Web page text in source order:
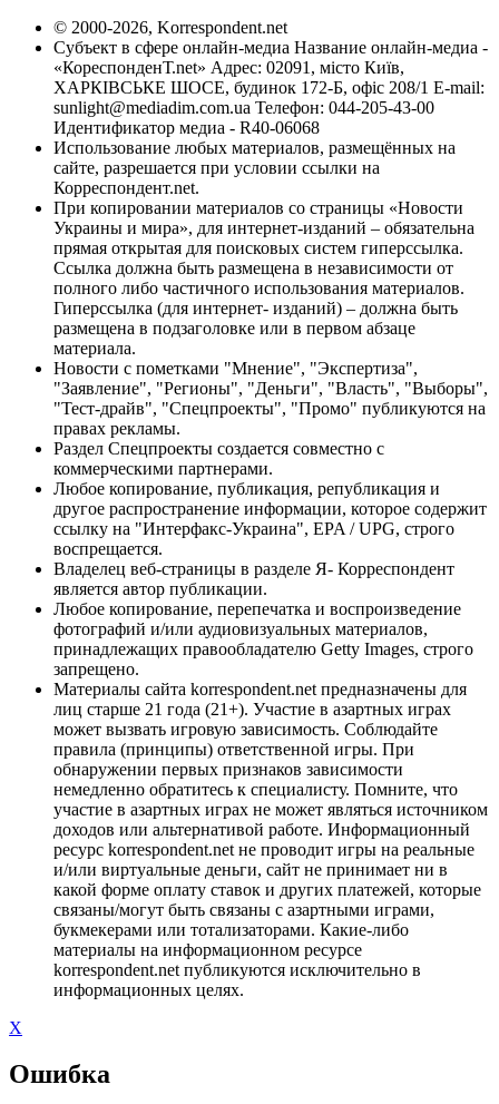
© 2000-2026, Korrespondent.net
Субъект в сфере онлайн-медиа Название онлайн-медиа -
«КореспонденТ.net» Адрес: 02091, місто Київ,
ХАРКІВСЬКЕ ШОСЕ, будинок 172-Б, офіс 208/1 E-mail:
sunlight@mediadim.com.ua Телефон: 044-205-43-00
Идентификатор медиа - R40-06068
Использование любых материалов, размещённых на
сайте, разрешается при условии ссылки на
Корреспондент.net.
При копировании материалов со страницы «Новости
Украины и мира», для интернет-изданий – обязательна
прямая открытая для поисковых систем гиперссылка.
Ссылка должна быть размещена в независимости от
полного либо частичного использования материалов.
Гиперссылка (для интернет- изданий) – должна быть
размещена в подзаголовке или в первом абзаце
материала.
Новости с пометками "Мнение", "Экспертиза",
"Заявление", "Регионы", "Деньги", "Власть", "Выборы",
"Тест-драйв", "Спецпроекты", "Промо" публикуются на
правах рекламы.
Раздел Спецпроекты создается совместно с
коммерческими партнерами.
Любое копирование, публикация, републикация и
другое распространение информации, которое содержит
ссылку на "Интерфакс-Украина", EPA / UPG, строго
воспрещается.
Владелец веб-страницы в разделе Я- Корреспондент
является автор публикации.
Любое копирование, перепечатка и воспроизведение
фотографий и/или аудиовизуальных материалов,
принадлежащих правообладателю Getty Images, строго
запрещено.
Материалы сайта korrespondent.net предназначены для
лиц старше 21 года (21+). Участие в азартных играх
может вызвать игровую зависимость. Соблюдайте
правила (принципы) ответственной игры. При
обнаружении первых признаков зависимости
немедленно обратитесь к специалисту. Помните, что
участие в азартных играх не может являться источником
доходов или альтернативой работе. Информационный
ресурс korrespondent.net не проводит игры на реальные
и/или виртуальные деньги, сайт не принимает ни в
какой форме оплату ставок и других платежей, которые
связаны/могут быть связаны с азартными играми,
букмекерами или тотализаторами. Какие-либо
материалы на информационном ресурсе
korrespondent.net публикуются исключительно в
информационных целях.
X
Ошибка